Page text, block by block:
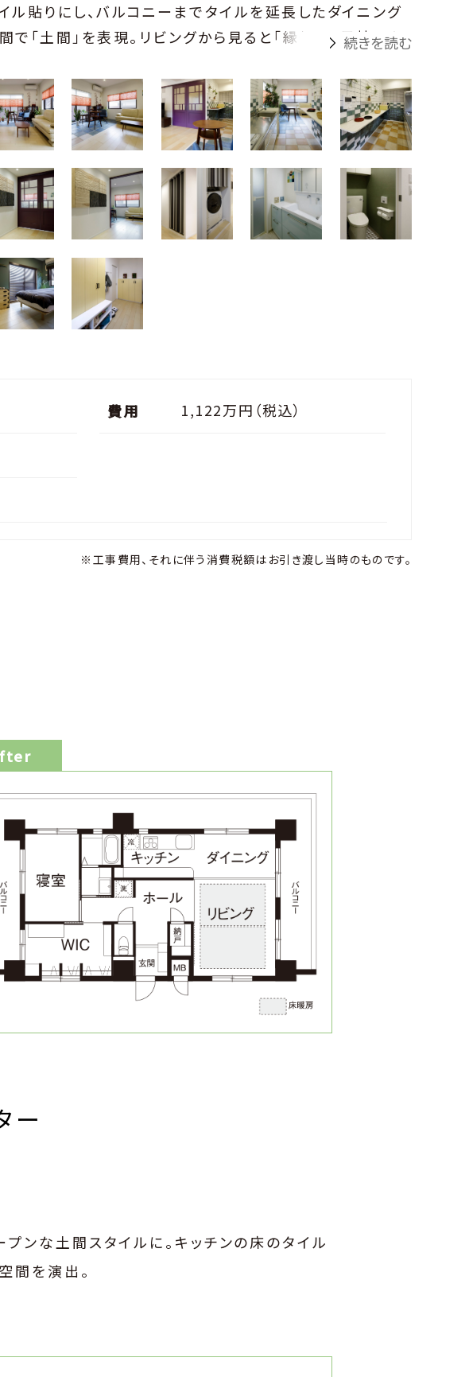
ル貼りにし、バルコニーまでタイルを延長したダイニング
で「土間」を表現。リビングから見ると「縁側」の風情にも
まいを実現。S様は日々心豊かな暮らしを満喫していま
続きを読む
費用 1,122万円（税込）
※工事費用、それに伴う消費税額はお引き渡し当時のものです。
ー
ンな土間スタイルに。キッチンの床のタイル
間を演出。